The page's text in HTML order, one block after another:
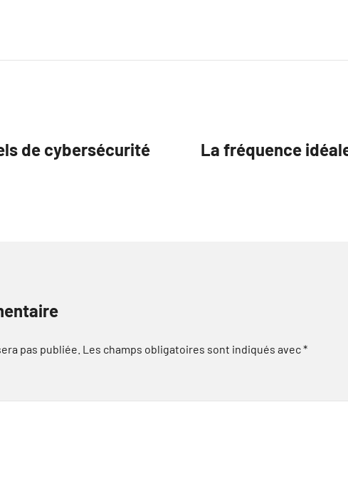
de cybersécurité
La fréquence
pas publiée. Les champs obligatoires sont indiqués avec*